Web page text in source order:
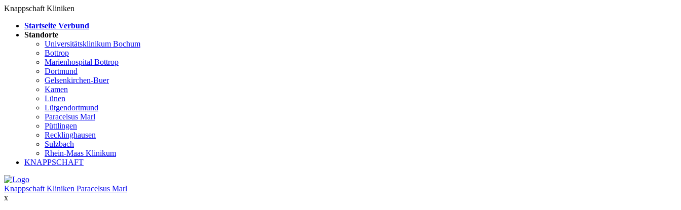
Knappschaft Kliniken
Startseite Verbund
Standorte
Universitätsklinikum Bochum
Bottrop
Marienhospital Bottrop
Dortmund
Gelsenkirchen-Buer
Kamen
Lünen
Lütgendortmund
Paracelsus Marl
Püttlingen
Recklinghausen
Sulzbach
Rhein-Maas Klinikum
KNAPPSCHAFT
Knappschaft Kliniken Paracelsus Marl
x